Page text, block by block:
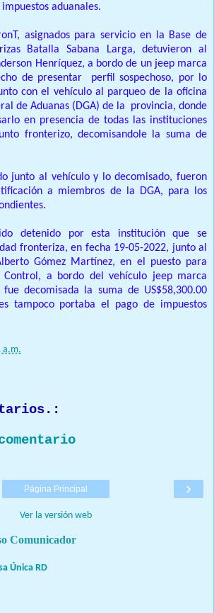
aduanales.
asignados para servicio en la Base de
Batalla Sabana Larga, detuvieron al
Henríquez, a bordo de un jeep marca
de presentar perfil sospechoso, por lo
con el vehículo al parqueo de la oficina
de Aduanas (DGA) de la provincia, donde
en presencia de todas las instituciones
fronterizo, decomisandole la suma de
junto al vehículo y lo decomisado, fueron
a miembros de la DGA, para los
detenido por esta institución que se
fronteriza, en fecha 19-05-2022, junto al
Gómez Martínez, en el puesto para
Control, a bordo del vehículo jeep marca
decomisada la suma de US$58,300.00
tampoco portaba el pago de impuestos
a.m.
›
Página Principal
Ver la versión web
Comunicador
Única RD